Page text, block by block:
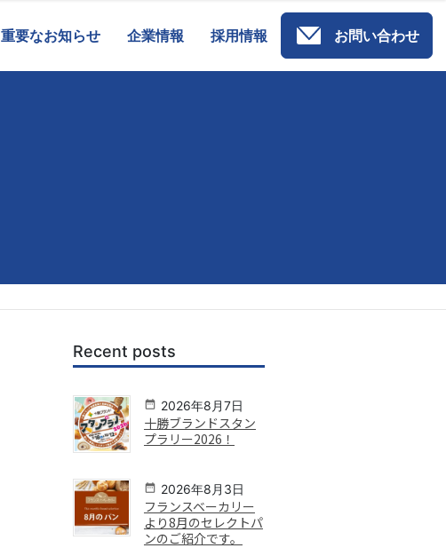
重要なお知らせ 企業情報 採用情報 お問い合わせ
Recent posts
2026年8月7日
十勝ブランドスタン
プラリー2026！
2026年8月3日
フランスベーカリー
より8月のセレクトパ
ンのご紹介です。